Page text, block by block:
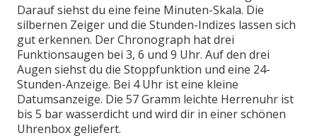
Darauf siehst du eine feine Minuten-Skala. Die
silbernen Zeiger und die Stunden-Indizes lassen sich
gut erkennen. Der Chronograph hat drei
Funktionsaugen bei 3, 6 und 9 Uhr. Auf den drei
Augen siehst du die Stoppfunktion und eine 24-
Stunden-Anzeige. Bei 4 Uhr ist eine kleine
Datumsanzeige. Die 57 Gramm leichte Herrenuhr ist
bis 5 bar wasserdicht und wird dir in einer schönen
Uhrenbox geliefert.